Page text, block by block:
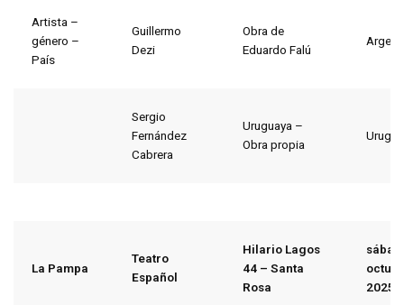
Artista –
género –
País
Guillermo
Dezi
Obra de
Eduardo Falú
Sergio
Fernández
Cabrera
Uruguaya –
Obra propia
La Pampa
Teatro
Español
Hilario Lagos
44 – Santa
Rosa
2025